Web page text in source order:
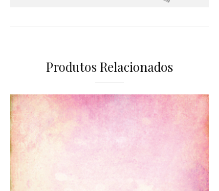
Produtos Relacionados